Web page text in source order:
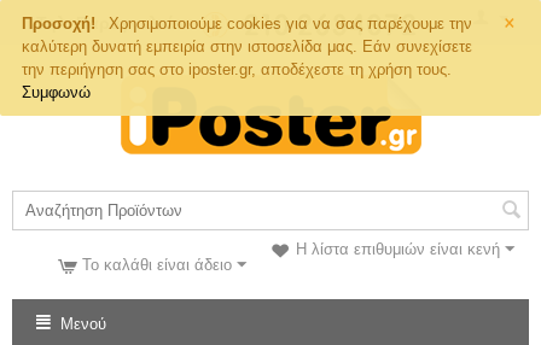
×
Προσοχή!
Χρησιμοποιούμε cookies για να σας παρέχουμε την
καλύτερη δυνατή εμπειρία στην ιστοσελίδα μας. Εάν συνεχίσετε
την περιήγηση σας στο iposter.gr, αποδέχεστε τη χρήση τους.
Συμφωνώ
Τηλ. Παραγγελιών
Η λίστα επιθυμιών είναι κενή
Το καλάθι είναι άδειο
Μενού